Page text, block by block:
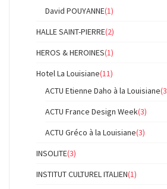
David POUYANNE(1)
HALLE SAINT-PIERRE(2)
HEROS & HEROINES(1)
Hotel La Louisiane(11)
ACTU Etienne Daho à la Louisiane
ACTU France Design Week(3)
ACTU Gréco à la Louisiane(3)
INSOLITE(3)
INSTITUT CULTUREL ITALIEN(1)